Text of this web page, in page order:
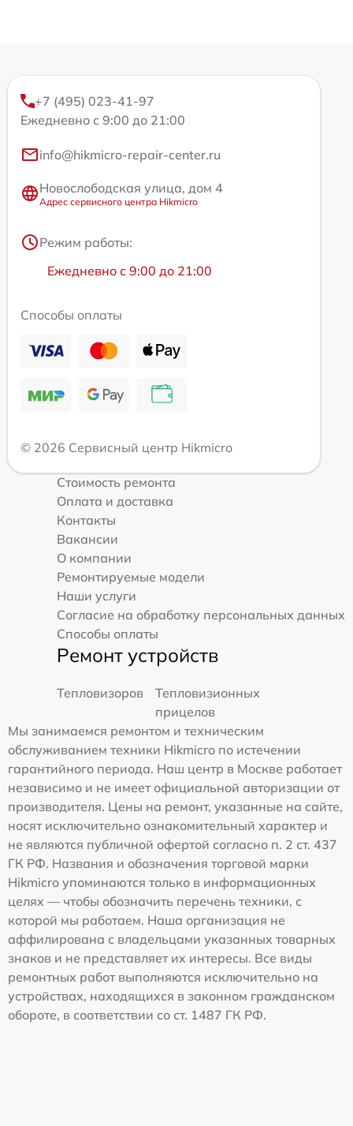
+7 (495) 023-41-97
Ежедневно с 9:00 до 21:00
info@hikmicro-repair-center.ru
Новослободская улица, дом 4
Адрес сервисного центра Hikmicro
Режим работы:
Ежедневно с 9:00 до 21:00
Способы оплаты
© 2026 Сервисный центр Hikmicro
Стоимость ремонта
Оплата и доставка
Контакты
Вакансии
О компании
Ремонтируемые модели
Наши услуги
Согласие на обработку персональных данных
Способы оплаты
Ремонт устройств
Тепловизоров
Тепловизионных
прицелов
Мы занимаемся ремонтом и техническим
обслуживанием техники Hikmicro по истечении
гарантийного периода. Наш центр в Москве работает
независимо и не имеет официальной авторизации от
производителя. Цены на ремонт, указанные на сайте,
носят исключительно ознакомительный характер и
не являются публичной офертой согласно п. 2 ст. 437
ГК РФ. Названия и обозначения торговой марки
Hikmicro упоминаются только в информационных
целях — чтобы обозначить перечень техники, с
которой мы работаем. Наша организация не
аффилирована с владельцами указанных товарных
знаков и не представляет их интересы. Все виды
ремонтных работ выполняются исключительно на
устройствах, находящихся в законном гражданском
обороте, в соответствии со ст. 1487 ГК РФ.